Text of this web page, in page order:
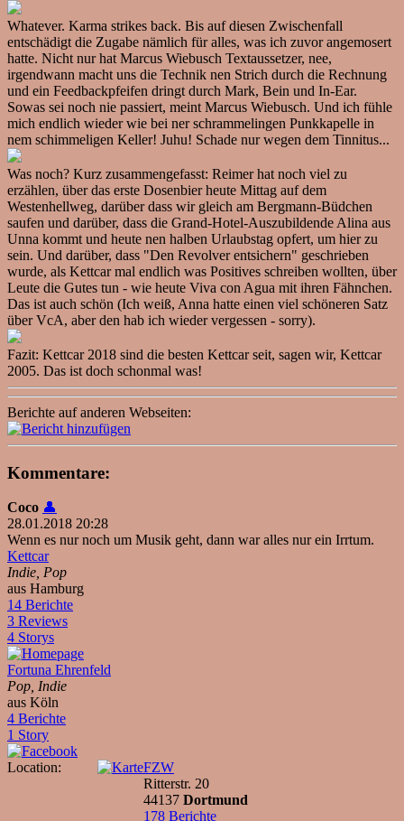
Whatever. Karma strikes back. Bis auf diesen Zwischenfall
entschädigt die Zugabe nämlich für alles, was ich zuvor angemosert
hatte. Nicht nur hat Marcus Wiebusch Textaussetzer, nee,
irgendwann macht uns die Technik nen Strich durch die Rechnung
und ein Feedbackpfeifen dringt durch Mark, Bein und In-Ear.
Sowas sei noch nie passiert, meint Marcus Wiebusch. Und ich fühle
mich endlich wieder wie bei ner schrammelingen Punkkapelle in
nem schimmeligen Keller! Juhu! Schade nur wegen dem Tinnitus...
Was noch? Kurz zusammengefasst: Reimer hat noch viel zu
erzählen, über das erste Dosenbier heute Mittag auf dem
Westenhellweg, darüber dass wir gleich am Bergmann-Büdchen
saufen und darüber, dass die Grand-Hotel-Auszubildende Alina aus
Unna kommt und heute nen halben Urlaubstag opfert, um hier zu
sein. Und darüber, dass "Den Revolver entsichern" geschrieben
wurde, als Kettcar mal endlich was Positives schreiben wollten, über
Leute die Gutes tun - wie heute Viva con Agua mit ihren Fähnchen.
Das ist auch schön (Ich weiß, Anna hatte einen viel schöneren Satz
über VcA, aber den hab ich wieder vergessen - sorry).
Fazit: Kettcar 2018 sind die besten Kettcar seit, sagen wir, Kettcar
2005. Das ist doch schonmal was!
Berichte auf anderen Webseiten:
Kommentare:
Coco 👤
28.01.2018 20:28
Wenn es nur noch um Musik geht, dann war alles nur ein Irrtum.
Kettcar
Indie, Pop
aus Hamburg
14 Berichte
3 Reviews
4 Storys
Fortuna Ehrenfeld
Pop, Indie
aus Köln
4 Berichte
1 Story
Location:
FZW
Ritterstr. 20
44137 Dortmund
178 Berichte